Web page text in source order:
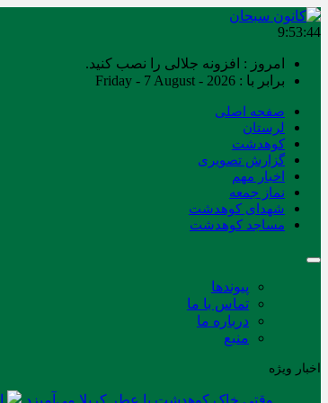
9:53:44
امروز : افزونه جلالی را نصب کنید.
برابر با : Friday - 7 August - 2026
صفحه اصلی
لرستان
کوهدشت
گزارش تصویری
اخبار مهم
نماز جمعه
شهدای کوهدشت
مساجد کوهدشت
پیوندها
تماس با ما
درباره ما
منبع
اخبار ویژه
وقتی خاک کوهدشت با عطر کربلا می‌آمیزد